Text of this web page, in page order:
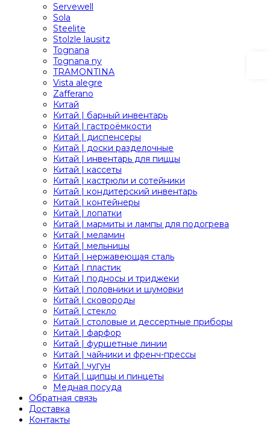
Servewell
Sola
Steelite
Stolzle lausitz
Tognana
Tognana ny
TRAMONTINA
Vista alegre
Zafferano
Китай
Китай | барный инвентарь
Китай | гастроёмкости
Китай | диспенсеры
Китай | доски разделочные
Китай | инвентарь для пиццы
Китай | кассеты
Китай | кастрюли и сотейники
Китай | кондитерский инвентарь
Китай | контейнеры
Китай | лопатки
Китай | мармиты и лампы для подогрева
Китай | меламин
Китай | мельницы
Китай | нержавеющая сталь
Китай | пластик
Китай | подносы и триджеки
Китай | половники и шумовки
Китай | сковороды
Китай | стекло
Китай | столовые и дессертные приборы
Китай | фарфор
Китай | фуршетные линии
Китай | чайники и френч-прессы
Китай | чугун
Китай | щипцы и пинцеты
Медная посуда
Обратная связь
Доставка
Контакты